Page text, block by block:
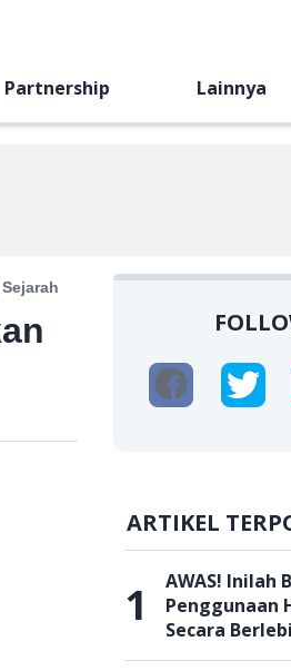
Partnership Lainnya
ARTIKEL
1
AWAS! Inilah
Penggunaan
Secara